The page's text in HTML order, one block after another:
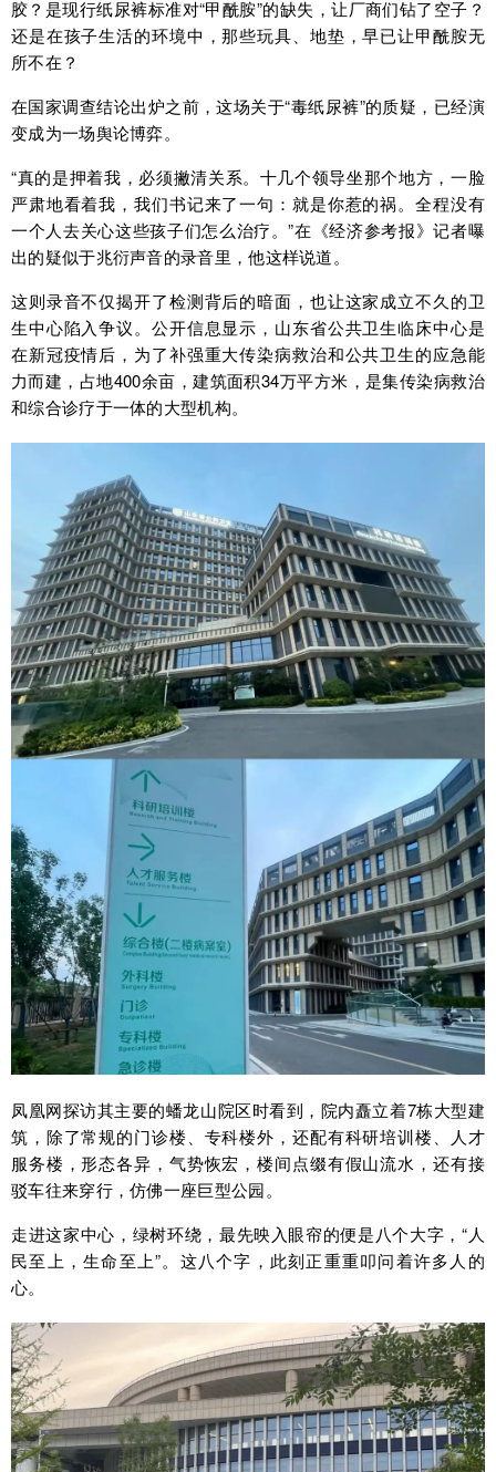
胶？是现行纸尿裤标准对“甲酰胺”的缺失，让厂商们钻了空子？
还是在孩子生活的环境中，那些玩具、地垫，早已让甲酰胺无
所不在？
在国家调查结论出炉之前，这场关于“毒纸尿裤”的质疑，已经演
变成为一场舆论博弈。
“真的是押着我，必须撇清关系。十几个领导坐那个地方，一脸
严肃地看着我，我们书记来了一句：就是你惹的祸。全程没有
一个人去关心这些孩子们怎么治疗。”在《经济参考报》记者曝
出的疑似于兆衍声音的录音里，他这样说道。
这则录音不仅揭开了检测背后的暗面，也让这家成立不久的卫
生中心陷入争议。公开信息显示，山东省公共卫生临床中心是
在新冠疫情后，为了补强重大传染病救治和公共卫生的应急能
力而建，占地400余亩，建筑面积34万平方米，是集传染病救治
和综合诊疗于一体的大型机构。
凤凰网探访其主要的蟠龙山院区时看到，院内矗立着7栋大型建
筑，除了常规的门诊楼、专科楼外，还配有科研培训楼、人才
服务楼，形态各异，气势恢宏，楼间点缀有假山流水，还有接
驳车往来穿行，仿佛一座巨型公园。
走进这家中心，绿树环绕，最先映入眼帘的便是八个大字，“人
民至上，生命至上”。这八个字，此刻正重重叩问着许多人的
心。